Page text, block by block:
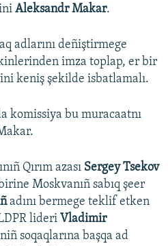
Aleksandr Makar.
adlarını deñiştirmege
imza toplap, er bir
keniş şekilde isbatlamalı.
komissiya bu muracaatnı
Qırım azası Sergey Tsekov
Moskvanıñ sabıq şeer
adını bermege teklif etken
lideri Vladimir
soqaqlarına başqa ad